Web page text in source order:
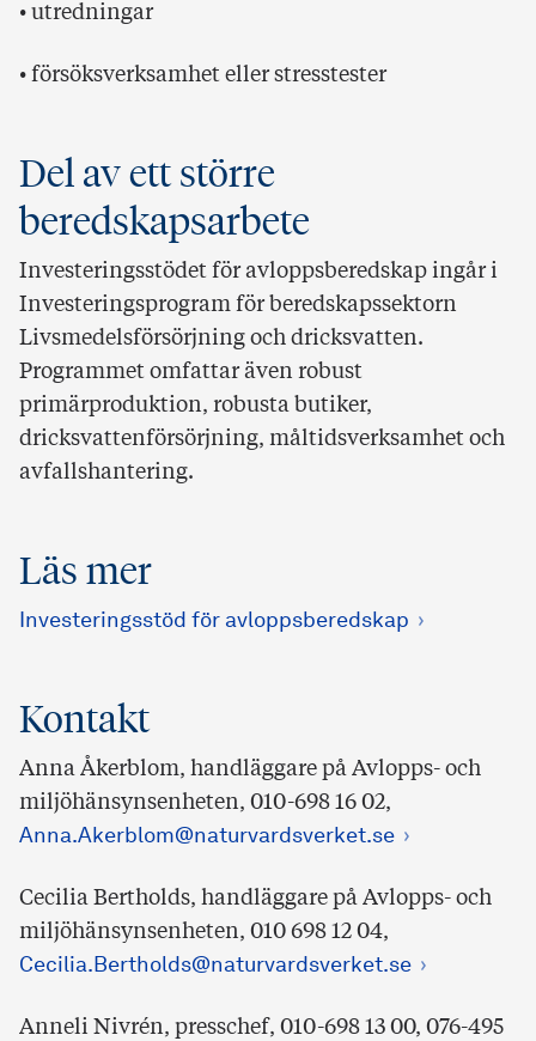
• utredningar
• försöksverksamhet eller stresstester
Del av ett större
beredskapsarbete
Investeringsstödet för avloppsberedskap ingår i
Investeringsprogram för beredskapssektorn
Livsmedelsförsörjning och dricksvatten.
Programmet omfattar även robust
primärproduktion, robusta butiker,
dricksvattenförsörjning, måltidsverksamhet och
avfallshantering.
Läs mer
Investeringsstöd för avloppsberedskap
Kontakt
Anna Åkerblom, handläggare på Avlopps- och
miljöhänsynsenheten, 010-698 16 02,
Anna.Akerblom@naturvardsverket.se
Cecilia Bertholds, handläggare på Avlopps- och
miljöhänsynsenheten, 010 698 12 04,
Cecilia.Bertholds@naturvardsverket.se
Anneli Nivrén, presschef, 010-698 13 00, 076-495